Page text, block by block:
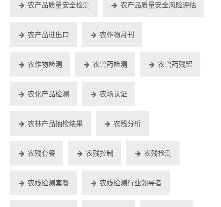
农产品质量安全检测 农产品质量安全风险评估
农产品进出口 农作物月刊
农作物检测 农兽药检测 农兽药残留
农化产品检测 农场认证
农林产品抽检结果 农残分析
农残套餐 农残控制 农残检测
农残检测套餐 农残检测行业领导者